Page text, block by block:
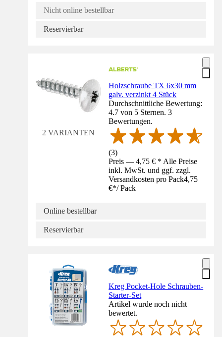
Nicht online bestellbar
Reservierbar
2 VARIANTEN
Holzschraube TX 6x30 mm
galv. verzinkt 4 Stück
Durchschnittliche Bewertung:
4.7 von 5 Sternen. 3
Bewertungen.
(3)
Preis — 4,75 € * Alle Preise
inkl. MwSt. und ggf. zzgl.
Versandkosten pro Pack4,75
€*/ Pack
Online bestellbar
Reservierbar
Kreg Pocket-Hole Schrauben-
Starter-Set
Artikel wurde noch nicht
bewertet.